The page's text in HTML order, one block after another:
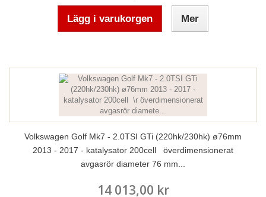
Lägg i varukorgen Mer
Volkswagen Golf Mk7 - 2.0TSI GTi (220hk/230hk) ø76mm
2013 - 2017 - katalysator 200cell överdimensionerat
avgasrör diameter 76 mm...
14 013,00 kr